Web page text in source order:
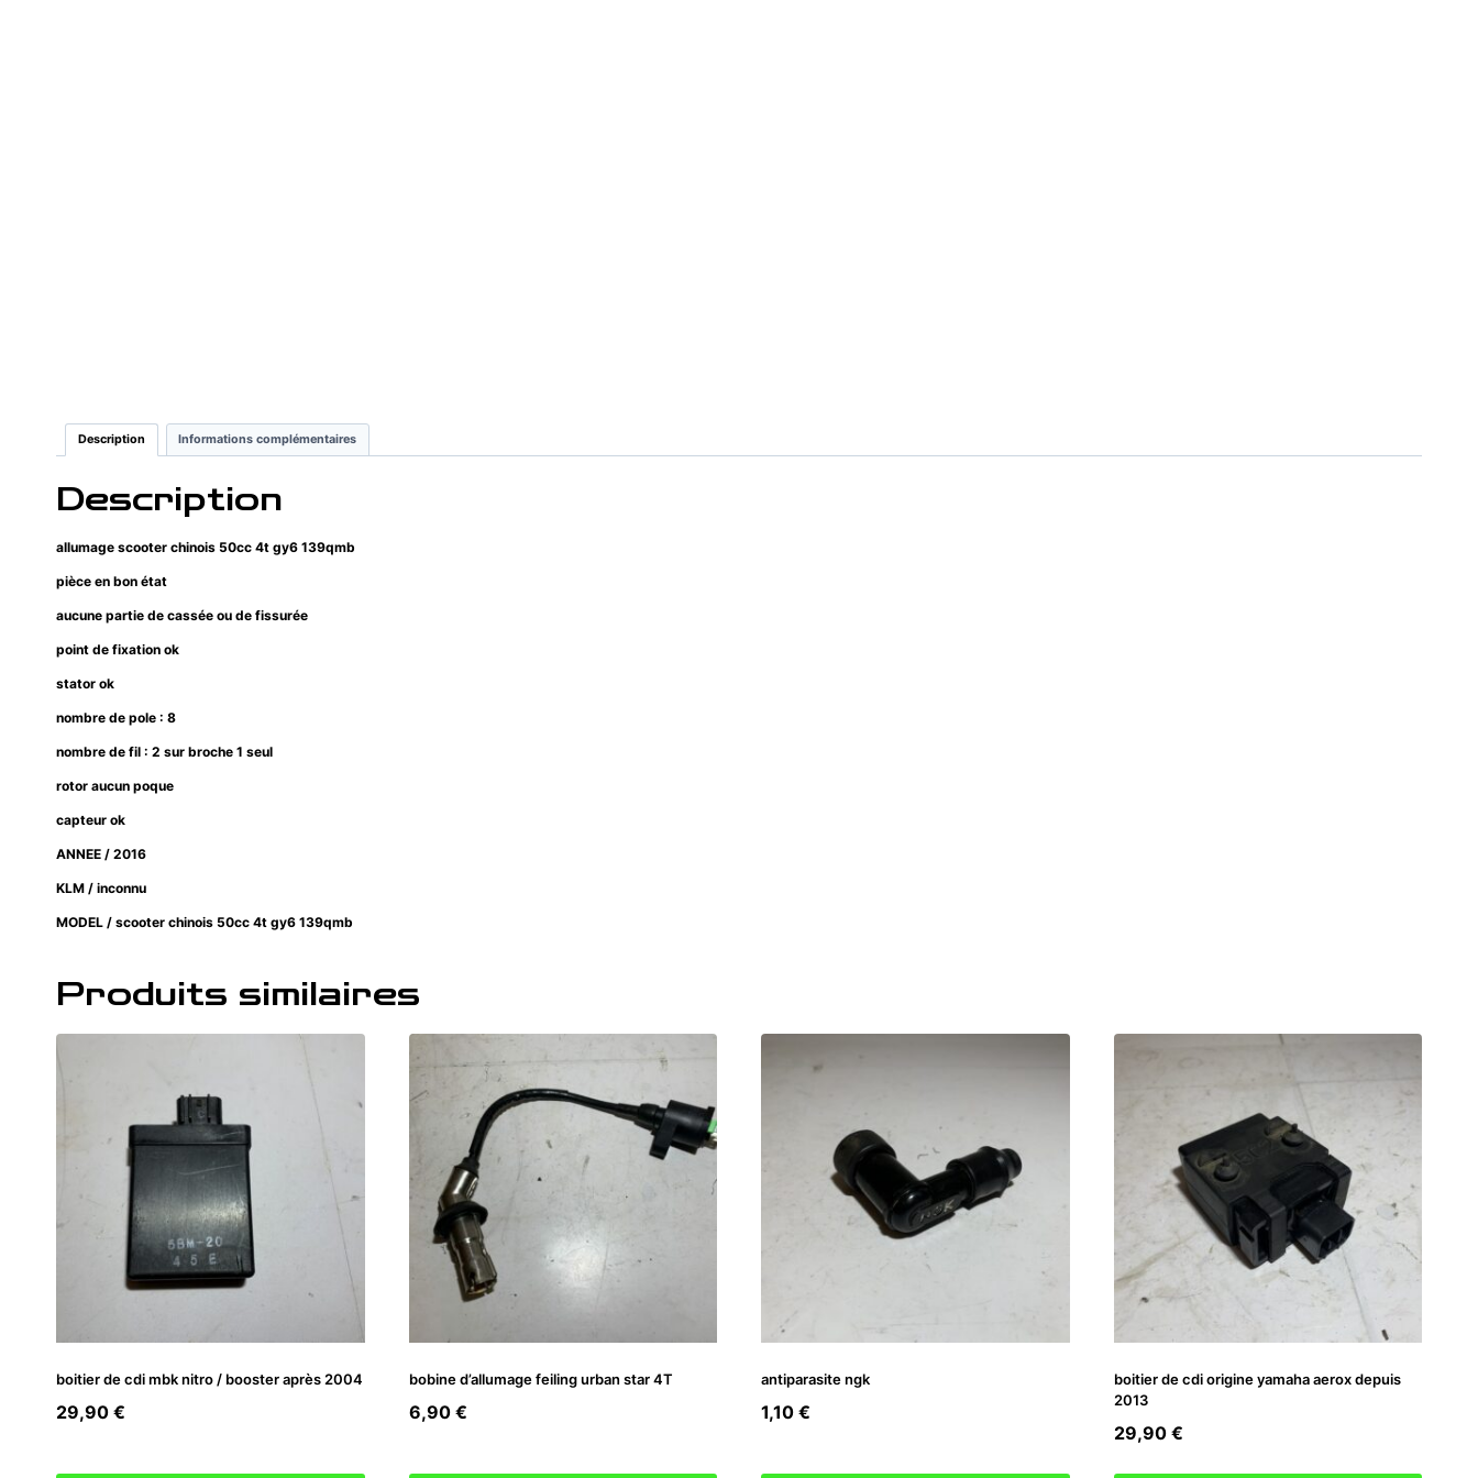
Description Informations complémentaires
Description
allumage scooter chinois 50cc 4t gy6 139qmb
pièce en bon état
aucune partie de cassée ou de fissurée
point de fixation ok
stator ok
nombre de pole : 8
nombre de fil : 2 sur broche 1 seul
rotor aucun poque
capteur ok
ANNEE / 2016
KLM / inconnu
MODEL / scooter chinois 50cc 4t gy6 139qmb
Produits similaires
boitier de cdi mbk nitro / booster après 2004
29,90 €
bobine d’allumage feiling urban star 4T
6,90 €
antiparasite ngk
1,10 €
boitier de cdi origine yamaha aerox depuis
2013
29,90 €